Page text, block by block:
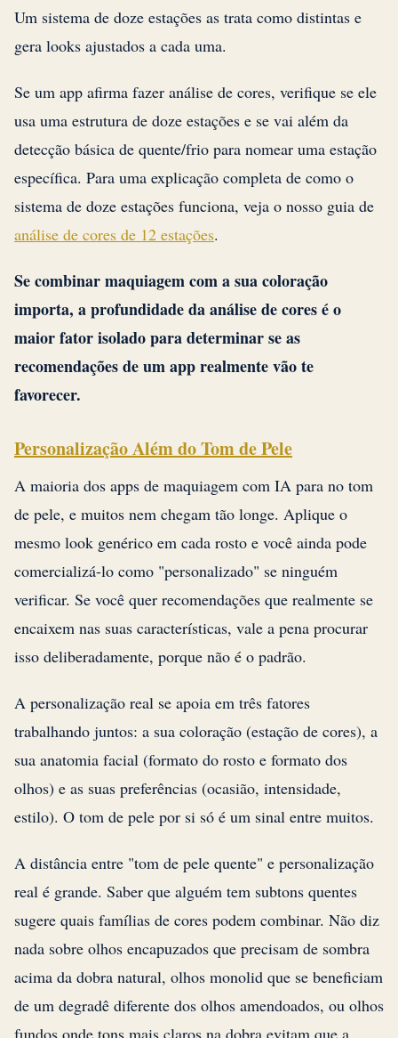
Um sistema de doze estações as trata como distintas e
gera looks ajustados a cada uma.
Se um app afirma fazer análise de cores, verifique se ele
usa uma estrutura de doze estações e se vai além da
detecção básica de quente/frio para nomear uma estação
específica. Para uma explicação completa de como o
sistema de doze estações funciona, veja o nosso guia de
análise de cores de 12 estações.
Se combinar maquiagem com a sua coloração
importa, a profundidade da análise de cores é o
maior fator isolado para determinar se as
recomendações de um app realmente vão te
favorecer.
Personalização Além do Tom de Pele
A maioria dos apps de maquiagem com IA para no tom
de pele, e muitos nem chegam tão longe. Aplique o
mesmo look genérico em cada rosto e você ainda pode
comercializá-lo como "personalizado" se ninguém
verificar. Se você quer recomendações que realmente se
encaixem nas suas características, vale a pena procurar
isso deliberadamente, porque não é o padrão.
A personalização real se apoia em três fatores
trabalhando juntos: a sua coloração (estação de cores), a
sua anatomia facial (formato do rosto e formato dos
olhos) e as suas preferências (ocasião, intensidade,
estilo). O tom de pele por si só é um sinal entre muitos.
A distância entre "tom de pele quente" e personalização
real é grande. Saber que alguém tem subtons quentes
sugere quais famílias de cores podem combinar. Não diz
nada sobre olhos encapuzados que precisam de sombra
acima da dobra natural, olhos monolid que se beneficiam
de um degradê diferente dos olhos amendoados, ou olhos